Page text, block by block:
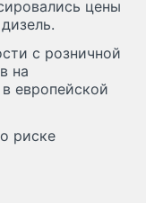
цены
с розничной
на
европейской
риске